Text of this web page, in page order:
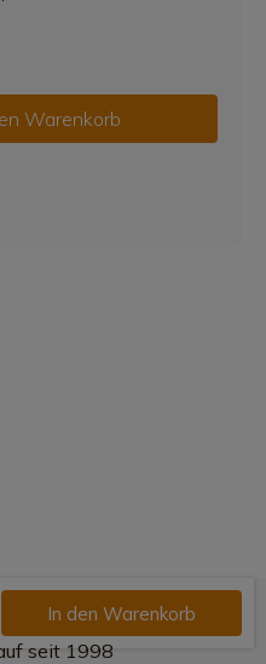
Warenkorb
In den Warenkorb
seit 1998